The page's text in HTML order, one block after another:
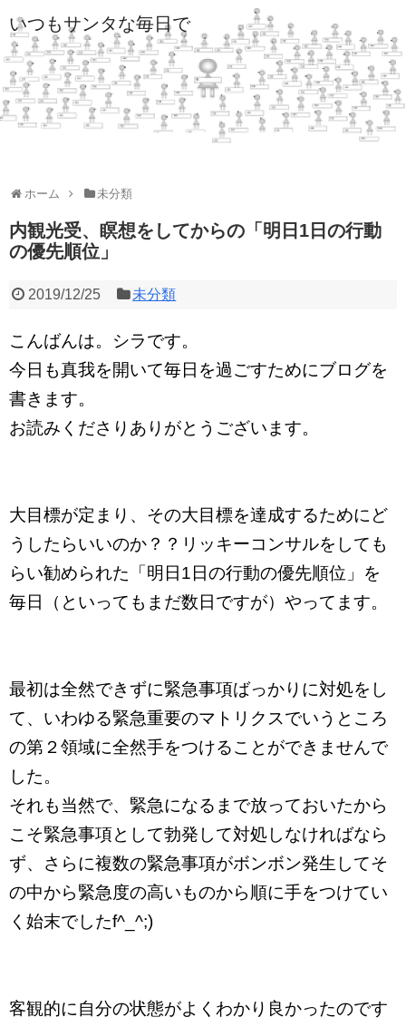
いつもサンタな毎日で
ホーム 未分類
内観光受、瞑想をしてからの「明日1日の行動
の優先順位」
2019/12/25 未分類
こんばんは。シラです。
今日も真我を開いて毎日を過ごすためにブログを
書きます。
お読みくださりありがとうございます。
大目標が定まり、その大目標を達成するためにど
うしたらいいのか？？リッキーコンサルをしても
らい勧められた「明日1日の行動の優先順位」を
毎日（といってもまだ数日ですが）やってます。
最初は全然できずに緊急事項ばっかりに対処をし
て、いわゆる緊急重要のマトリクスでいうところ
の第２領域に全然手をつけることができませんで
した。
それも当然で、緊急になるまで放っておいたから
こそ緊急事項として勃発して対処しなければなら
ず、さらに複数の緊急事項がボンボン発生してそ
の中から緊急度の高いものから順に手をつけてい
く始末でしたf^_^;)
客観的に自分の状態がよくわかり良かったのです